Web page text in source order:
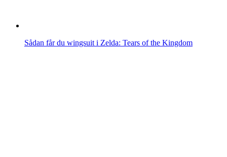
Sådan får du wingsuit i Zelda: Tears of the Kingdom